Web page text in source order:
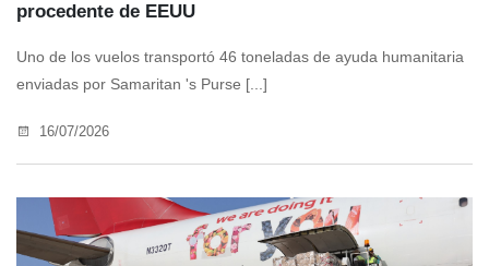
procedente de EEUU
Uno de los vuelos transportó 46 toneladas de ayuda humanitaria
enviadas por Samaritan 's Purse [...]
16/07/2026